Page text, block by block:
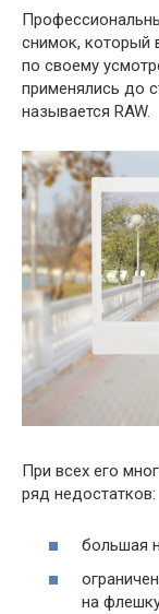
снимок, который
по своему
применялись до
называется RAW.
При всех его
ряд недостатков:
большая
на